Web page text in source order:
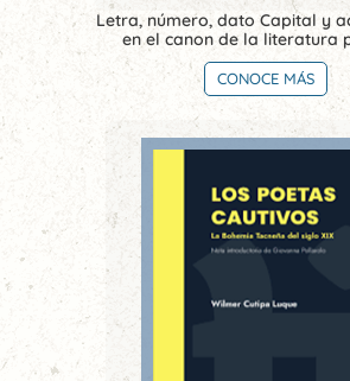
Letra, número, dato Capital y
en el canon de la literatura
CONOCE MÁS